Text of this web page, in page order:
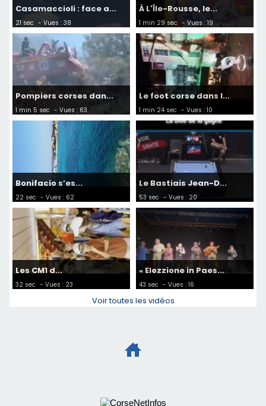
Casamaccioli : face a...
21 sec - Vues : 38
À L'Île-Rousse, le...
1 min 29 sec - Vues : 19
Pompiers corses dan...
1 min 5 sec - Vues : 63
Le foot corse dans l...
1 min 24 sec - Vues : 10
Bonifacio s’es...
22 sec - Vues : 62
Le Bastiais Jean-D...
53 sec - Vues : 20
Les CM1 d...
32 sec - Vues : 23
« Elezzione in Paes...
43 sec - Vues : 16
Voir toutes les vidéos